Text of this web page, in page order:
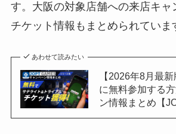
す。大阪の対象店舗への来店キャ
チケット情報もまとめられていま
あわせて読みたい
【2026年8月最
に無料参加する
ン情報まとめ【